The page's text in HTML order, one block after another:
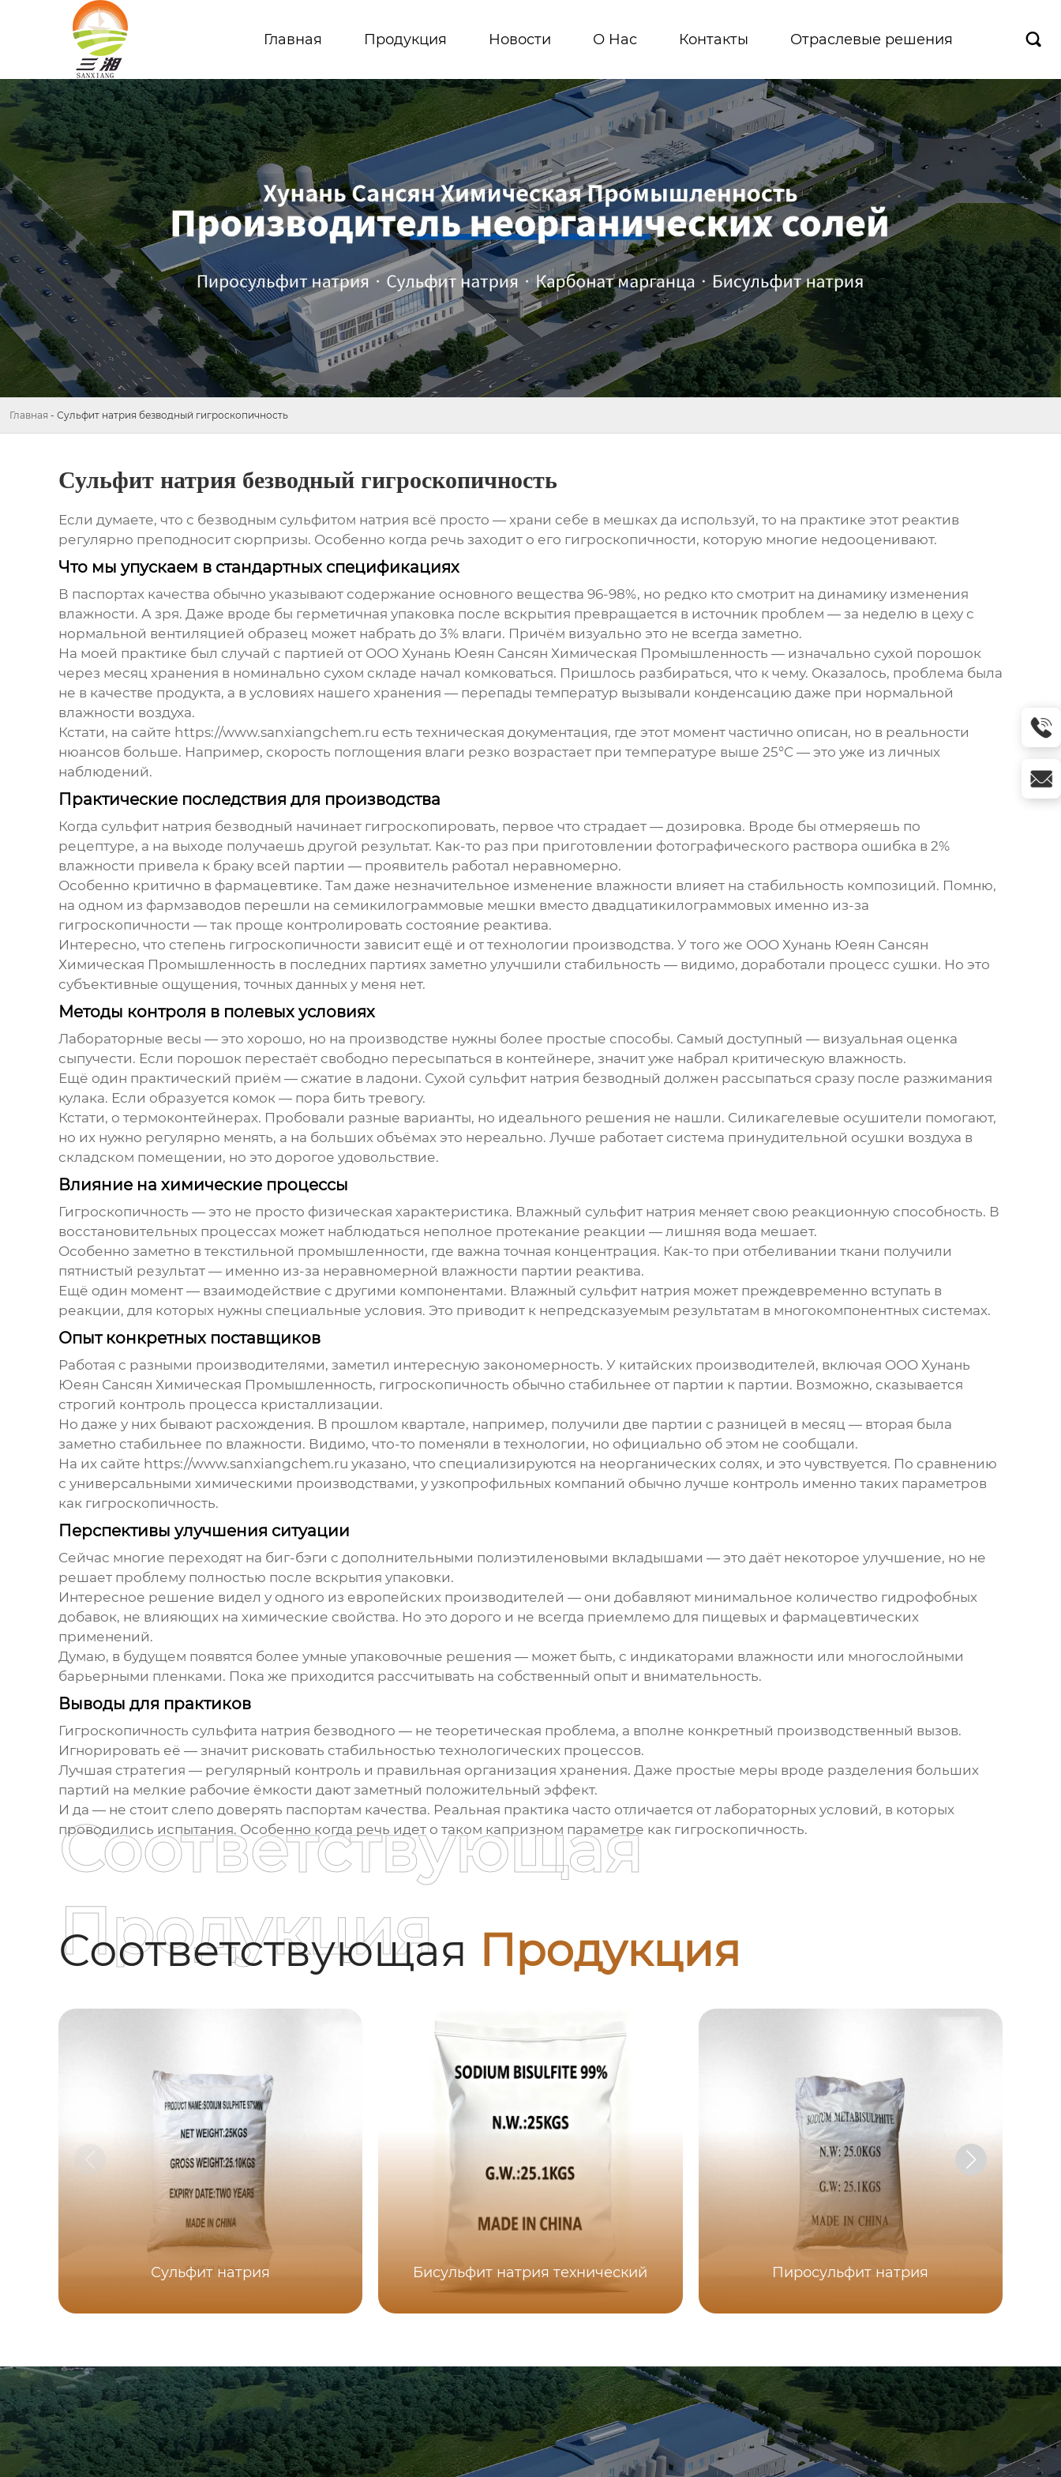
Главная Продукция Новости О Hас Контакты Отраслевые решения 
Главная - Сульфит натрия безводный гигроскопичность
Сульфит натрия безводный гигроскопичность
Если думаете, что с безводным сульфитом натрия всё просто — храни себе в мешках да используй, то на практике этот реактив
регулярно преподносит сюрпризы. Особенно когда речь заходит о его гигроскопичности, которую многие недооценивают.
Что мы упускаем в стандартных спецификациях
В паспортах качества обычно указывают содержание основного вещества 96-98%, но редко кто смотрит на динамику изменения
влажности. А зря. Даже вроде бы герметичная упаковка после вскрытия превращается в источник проблем — за неделю в цеху с
нормальной вентиляцией образец может набрать до 3% влаги. Причём визуально это не всегда заметно.
На моей практике был случай с партией от OOO Хунань Юеян Сансян Химическая Промышленность — изначально сухой порошок
через месяц хранения в номинально сухом складе начал комковаться. Пришлось разбираться, что к чему. Оказалось, проблема была
не в качестве продукта, а в условиях нашего хранения — перепады температур вызывали конденсацию даже при нормальной
влажности воздуха.
Кстати, на сайте https://www.sanxiangchem.ru есть техническая документация, где этот момент частично описан, но в реальности
нюансов больше. Например, скорость поглощения влаги резко возрастает при температуре выше 25°C — это уже из личных
наблюдений.
Практические последствия для производства
Когда сульфит натрия безводный начинает гигроскопировать, первое что страдает — дозировка. Вроде бы отмеряешь по
рецептуре, а на выходе получаешь другой результат. Как-то раз при приготовлении фотографического раствора ошибка в 2%
влажности привела к браку всей партии — проявитель работал неравномерно.
Особенно критично в фармацевтике. Там даже незначительное изменение влажности влияет на стабильность композиций. Помню,
на одном из фармзаводов перешли на семикилограммовые мешки вместо двадцатикилограммовых именно из-за
гигроскопичности — так проще контролировать состояние реактива.
Интересно, что степень гигроскопичности зависит ещё и от технологии производства. У того же OOO Хунань Юеян Сансян
Химическая Промышленность в последних партиях заметно улучшили стабильность — видимо, доработали процесс сушки. Но это
субъективные ощущения, точных данных у меня нет.
Методы контроля в полевых условиях
Лабораторные весы — это хорошо, но на производстве нужны более простые способы. Самый доступный — визуальная оценка
сыпучести. Если порошок перестаёт свободно пересыпаться в контейнере, значит уже набрал критическую влажность.
Ещё один практический приём — сжатие в ладони. Сухой сульфит натрия безводный должен рассыпаться сразу после разжимания
кулака. Если образуется комок — пора бить тревогу.
Кстати, о термоконтейнерах. Пробовали разные варианты, но идеального решения не нашли. Силикагелевые осушители помогают,
но их нужно регулярно менять, а на больших объёмах это нереально. Лучше работает система принудительной осушки воздуха в
складском помещении, но это дорогое удовольствие.
Влияние на химические процессы
Гигроскопичность — это не просто физическая характеристика. Влажный сульфит натрия меняет свою реакционную способность. В
восстановительных процессах может наблюдаться неполное протекание реакции — лишняя вода мешает.
Особенно заметно в текстильной промышленности, где важна точная концентрация. Как-то при отбеливании ткани получили
пятнистый результат — именно из-за неравномерной влажности партии реактива.
Ещё один момент — взаимодействие с другими компонентами. Влажный сульфит натрия может преждевременно вступать в
реакции, для которых нужны специальные условия. Это приводит к непредсказуемым результатам в многокомпонентных системах.
Опыт конкретных поставщиков
Работая с разными производителями, заметил интересную закономерность. У китайских производителей, включая OOO Хунань
Юеян Сансян Химическая Промышленность, гигроскопичность обычно стабильнее от партии к партии. Возможно, сказывается
строгий контроль процесса кристаллизации.
Но даже у них бывают расхождения. В прошлом квартале, например, получили две партии с разницей в месяц — вторая была
заметно стабильнее по влажности. Видимо, что-то поменяли в технологии, но официально об этом не сообщали.
На их сайте https://www.sanxiangchem.ru указано, что специализируются на неорганических солях, и это чувствуется. По сравнению
с универсальными химическими производствами, у узкопрофильных компаний обычно лучше контроль именно таких параметров
как гигроскопичность.
Перспективы улучшения ситуации
Сейчас многие переходят на биг-бэги с дополнительными полиэтиленовыми вкладышами — это даёт некоторое улучшение, но не
решает проблему полностью после вскрытия упаковки.
Интересное решение видел у одного из европейских производителей — они добавляют минимальное количество гидрофобных
добавок, не влияющих на химические свойства. Но это дорого и не всегда приемлемо для пищевых и фармацевтических
применений.
Думаю, в будущем появятся более умные упаковочные решения — может быть, с индикаторами влажности или многослойными
барьерными пленками. Пока же приходится рассчитывать на собственный опыт и внимательность.
Выводы для практиков
Гигроскопичность сульфита натрия безводного — не теоретическая проблема, а вполне конкретный производственный вызов.
Игнорировать её — значит рисковать стабильностью технологических процессов.
Лучшая стратегия — регулярный контроль и правильная организация хранения. Даже простые меры вроде разделения больших
партий на мелкие рабочие ёмкости дают заметный положительный эффект.
И да — не стоит слепо доверять паспортам качества. Реальная практика часто отличается от лабораторных условий, в которых
проводились испытания. Особенно когда речь идет о таком капризном параметре как гигроскопичность.
Соответствующая Продукция
Соответствующая
Продукция
Сульфит натрия Бисульфит натрия технический Пиросульфит натрия